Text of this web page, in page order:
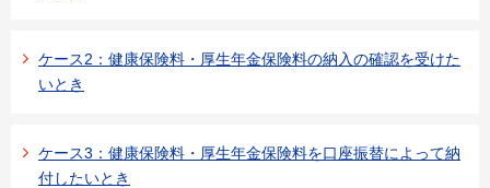
ケース2：健康保険料・厚生年金保険料の納入の確認を受けた
いとき
ケース3：健康保険料・厚生年金保険料を口座振替によって納
付したいとき